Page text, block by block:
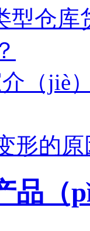
型仓
介（jiè
形的
品（